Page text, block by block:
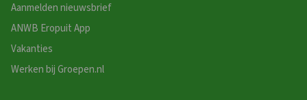
Aanmelden nieuwsbrief
ANWB Eropuit App
Vakanties
Werken bij Groepen.nl